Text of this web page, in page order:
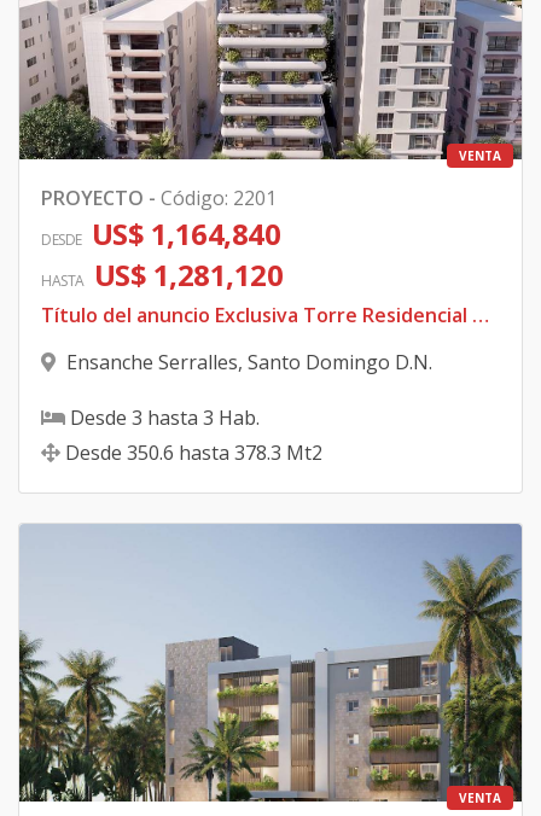
VENTA
PROYECTO - Código: 2201
DESDE US$ 1,164,840
HASTA US$ 1,281,120
Título del anuncio Exclusiva Torre Residencial en Serrallés | Apartamentos de Lujo desde 350 m²
Ensanche Serralles, Santo Domingo D.N.
Desde 3 hasta 3 Hab.
Desde 350.6 hasta 378.3 Mt2
VENTA